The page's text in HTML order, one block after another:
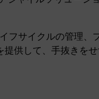
フサイクルの管理、
供して、手抜きを